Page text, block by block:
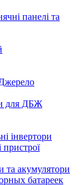
панелі та
для ДБЖ
інвертори
пристрої
та акумулятори